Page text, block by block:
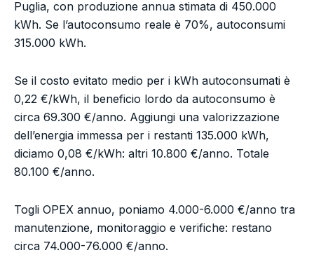
Puglia, con produzione annua stimata di 450.000
kWh. Se l’autoconsumo reale è 70%, autoconsumi
315.000 kWh.
Se il costo evitato medio per i kWh autoconsumati è
0,22 €/kWh, il beneficio lordo da autoconsumo è
circa 69.300 €/anno. Aggiungi una valorizzazione
dell’energia immessa per i restanti 135.000 kWh,
diciamo 0,08 €/kWh: altri 10.800 €/anno. Totale
80.100 €/anno.
Togli OPEX annuo, poniamo 4.000-6.000 €/anno tra
manutenzione, monitoraggio e verifiche: restano
circa 74.000-76.000 €/anno.